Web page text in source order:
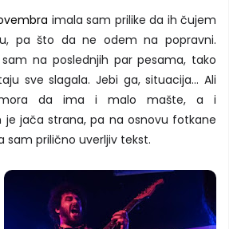
imala sam prilike da ih čujem
pa što da ne odem na popravni.
na poslednjih par pesama, tako
sve slagala. Jebi ga, situacija... Ali
da ima i malo mašte, a i
je jača strana, pa na osnovu fotkane
sam prilično uverljiv tekst.